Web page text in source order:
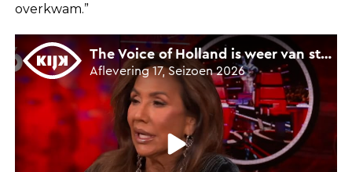
overkwam.”